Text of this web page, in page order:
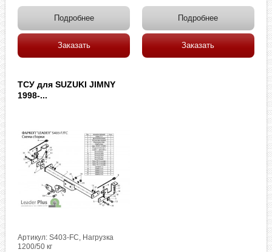
Подробнее
Заказать
Подробнее
Заказать
ТСУ для SUZUKI JIMNY
1998-...
Артикул: S403-FC, Нагрузка
1200/50 кг